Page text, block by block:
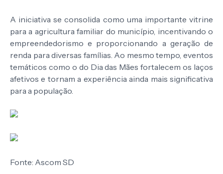
A iniciativa se consolida como uma importante vitrine
para a agricultura familiar do município, incentivando o
empreendedorismo e proporcionando a geração de
renda para diversas famílias. Ao mesmo tempo, eventos
temáticos como o do Dia das Mães fortalecem os laços
afetivos e tornam a experiência ainda mais significativa
para a população.
Fonte: Ascom SD